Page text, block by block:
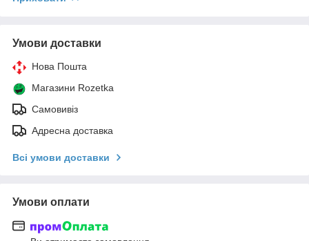
Умови доставки
Нова Пошта
Магазини Rozetka
Самовивіз
Адресна доставка
Всі умови доставки
Умови оплати